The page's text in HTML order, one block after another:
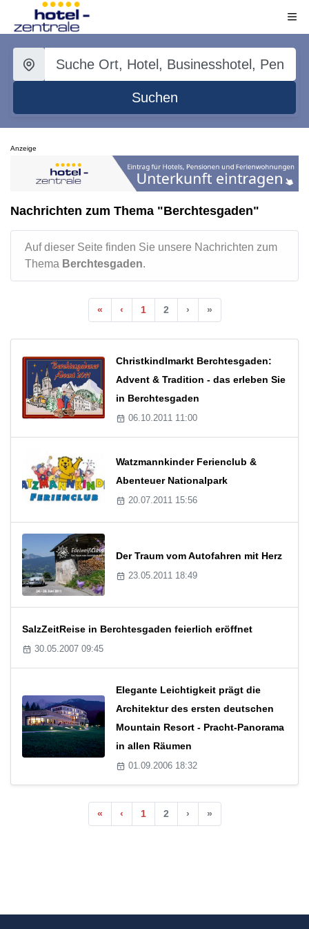
Suchen
Anzeige
Nachrichten zum Thema "Berchtesgaden"
Auf dieser Seite finden Sie unsere Nachrichten zum
Thema Berchtesgaden.
« ‹ 1 2 › »
Christkindlmarkt Berchtesgaden:
Advent & Tradition - das erleben Sie
in Berchtesgaden
06.10.2011 11:00
Watzmannkinder Ferienclub &
Abenteuer Nationalpark
20.07.2011 15:56
Der Traum vom Autofahren mit Herz
23.05.2011 18:49
SalzZeitReise in Berchtesgaden feierlich eröffnet
30.05.2007 09:45
Elegante Leichtigkeit prägt die
Architektur des ersten deutschen
Mountain Resort - Pracht-Panorama
in allen Räumen
01.09.2006 18:32
« ‹ 1 2 › »